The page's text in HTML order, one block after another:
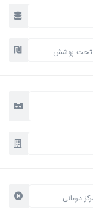
تحت پوشش
درمانی